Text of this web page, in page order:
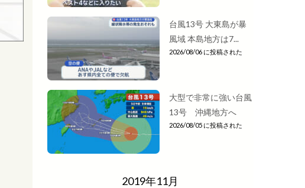
台風13号 大東島が暴
風域 本島地方は7...
2026/08/06 に投稿された
大型で非常に強い台風
13号 沖縄地方へ
2026/08/05 に投稿された
2019年11月